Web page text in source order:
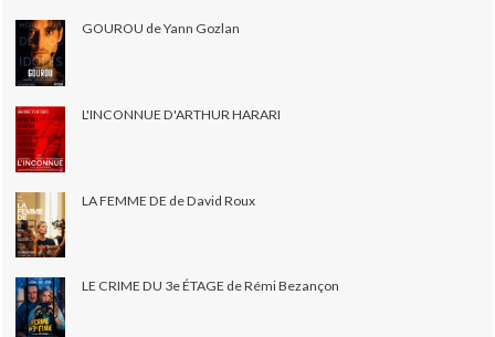
GOUROU de Yann Gozlan
L'INCONNUE D'ARTHUR HARARI
LA FEMME DE de David Roux
LE CRIME DU 3e ÉTAGE de Rémi Bezançon